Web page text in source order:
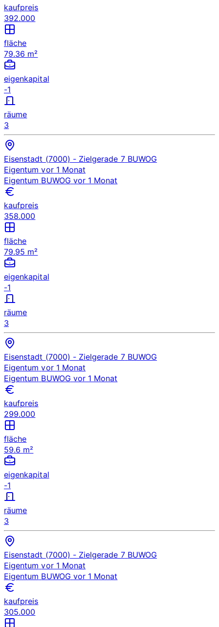
kaufpreis
392.000
fläche
79.36 m²
eigenkapital
-1
räume
3
Eisenstadt (7000) - Zielgerade 7 BUWOG
Eigentum vor 1 Monat
Eigentum BUWOG vor 1 Monat
kaufpreis
358.000
fläche
79.95 m²
eigenkapital
-1
räume
3
Eisenstadt (7000) - Zielgerade 7 BUWOG
Eigentum vor 1 Monat
Eigentum BUWOG vor 1 Monat
kaufpreis
299.000
fläche
59.6 m²
eigenkapital
-1
räume
3
Eisenstadt (7000) - Zielgerade 7 BUWOG
Eigentum vor 1 Monat
Eigentum BUWOG vor 1 Monat
kaufpreis
305.000